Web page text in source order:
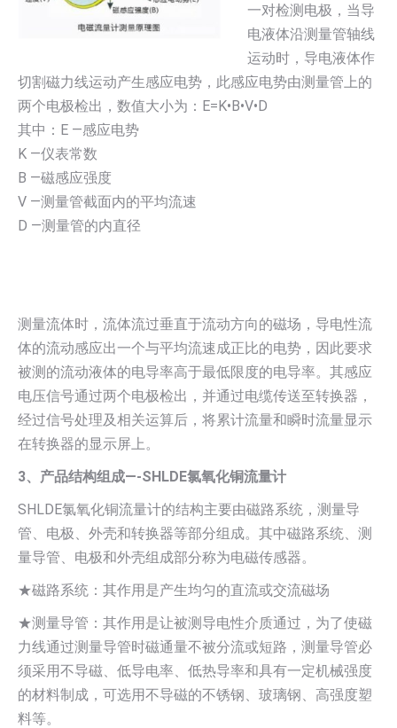
一对检测电极，当导
电液体沿测量管轴线
运动时，导电液体作
切割磁力线运动产生感应电势，此感应电势由测量管上的
两个电极检出，数值大小为：E=K•B•V•D
其中：E —感应电势
K —仪表常数
B —磁感应强度
V —测量管截面内的平均流速
D —测量管的内直径
测量流体时，流体流过垂直于流动方向的磁场，导电性流
体的流动感应出一个与平均流速成正比的电势，因此要求
被测的流动液体的电导率高于最低限度的电导率。其感应
电压信号通过两个电极检出，并通过电缆传送至转换器，
经过信号处理及相关运算后，将累计流量和瞬时流量显示
在转换器的显示屏上。
3、产品结构组成—-SHLDE氯氧化铜流量计
SHLDE氯氧化铜流量计的结构主要由磁路系统，测量导
管、电极、外壳和转换器等部分组成。其中磁路系统、测
量导管、电极和外壳组成部分称为电磁传感器。
★磁路系统：其作用是产生均匀的直流或交流磁场
★测量导管：其作用是让被测导电性介质通过，为了使磁
力线通过测量导管时磁通量不被分流或短路，测量导管必
须采用不导磁、低导电率、低热导率和具有一定机械强度
的材料制成，可选用不导磁的不锈钢、玻璃钢、高强度塑
料等。